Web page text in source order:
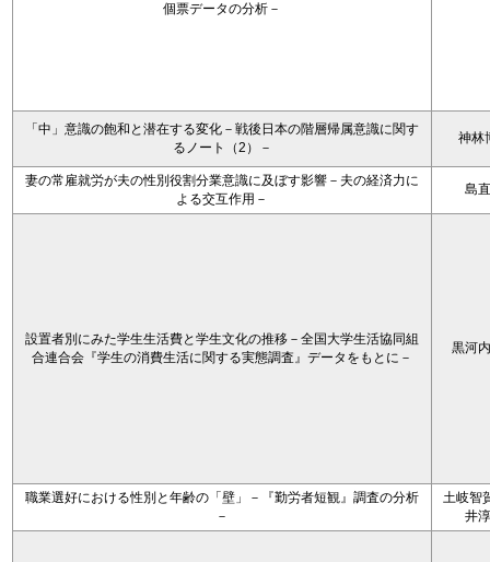
個票データの分析－
「中」意識の飽和と潜在する変化－戦後日本の階層帰属意識に関す
るノート（2）－
神林
妻の常雇就労が夫の性別役割分業意識に及ぼす影響－夫の経済力に
よる交互作用－
島
設置者別にみた学生生活費と学生文化の推移－全国大学生活協同組
合連合会『学生の消費生活に関する実態調査』データをもとに－
黒河
職業選好における性別と年齢の「壁」－『勤労者短観』調査の分析
－
土岐智
井